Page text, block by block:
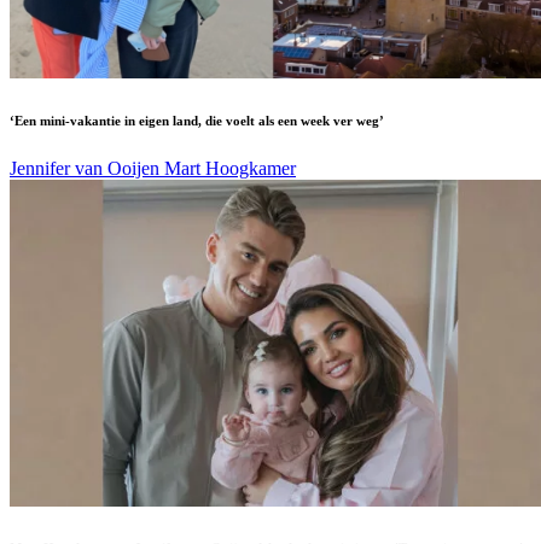
‘Een mini-vakantie in eigen land, die voelt als een week ver weg’
Jennifer van Ooijen Mart Hoogkamer